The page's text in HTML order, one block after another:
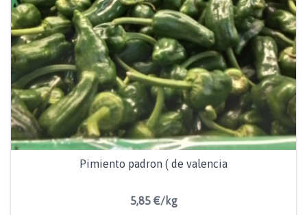
Pimiento padron ( de valencia
5,85 €/kg